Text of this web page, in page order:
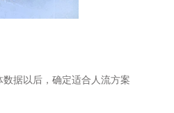
据以后，确定适合人流方案